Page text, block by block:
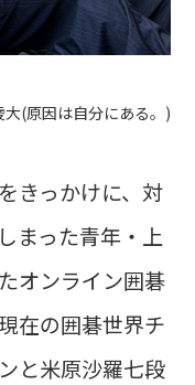
(原因は自分にある。)
きっかけに、対
まった青年・上
オンライン囲碁
在の囲碁世界チ
と米原沙羅七段